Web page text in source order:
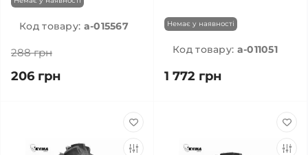
Код товару: a-015567
288 грн
206 грн
Немає у наявності
Код товару: a-011051
1 772 грн